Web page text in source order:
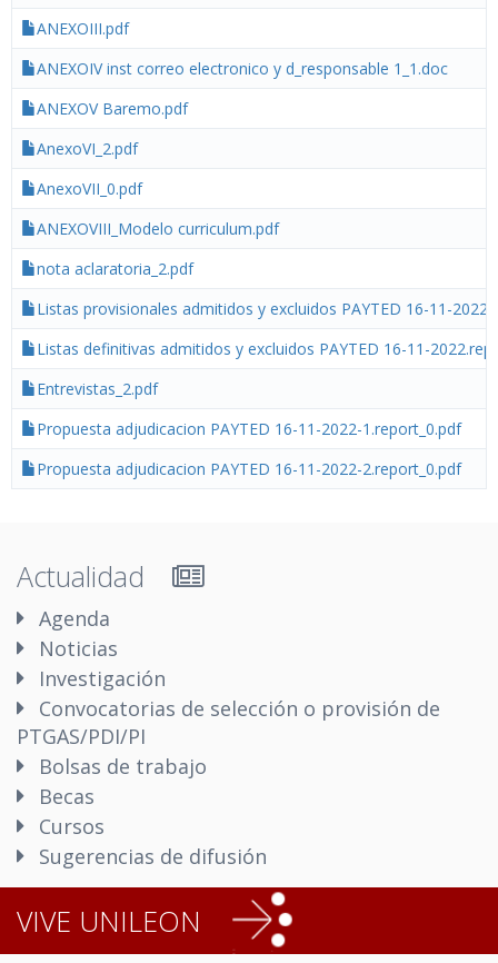
ANEXOIII.pdf
ANEXOIV inst correo electronico y d_responsable 1_1.doc
ANEXOV Baremo.pdf
AnexoVI_2.pdf
AnexoVII_0.pdf
ANEXOVIII_Modelo curriculum.pdf
nota aclaratoria_2.pdf
Listas provisionales admitidos y excluidos PAYTED 16-11-
Listas definitivas admitidos y excluidos PAYTED 16-11-
Entrevistas_2.pdf
Propuesta adjudicacion PAYTED 16-11-2022-1.report_0.pdf
Propuesta adjudicacion PAYTED 16-11-2022-2.report_0.pdf
Actualidad
Agenda
Noticias
Investigación
Convocatorias de selección o provisión de
PTGAS/PDI/PI
Bolsas de trabajo
Becas
Cursos
Sugerencias de difusión
VIVE UNILEON